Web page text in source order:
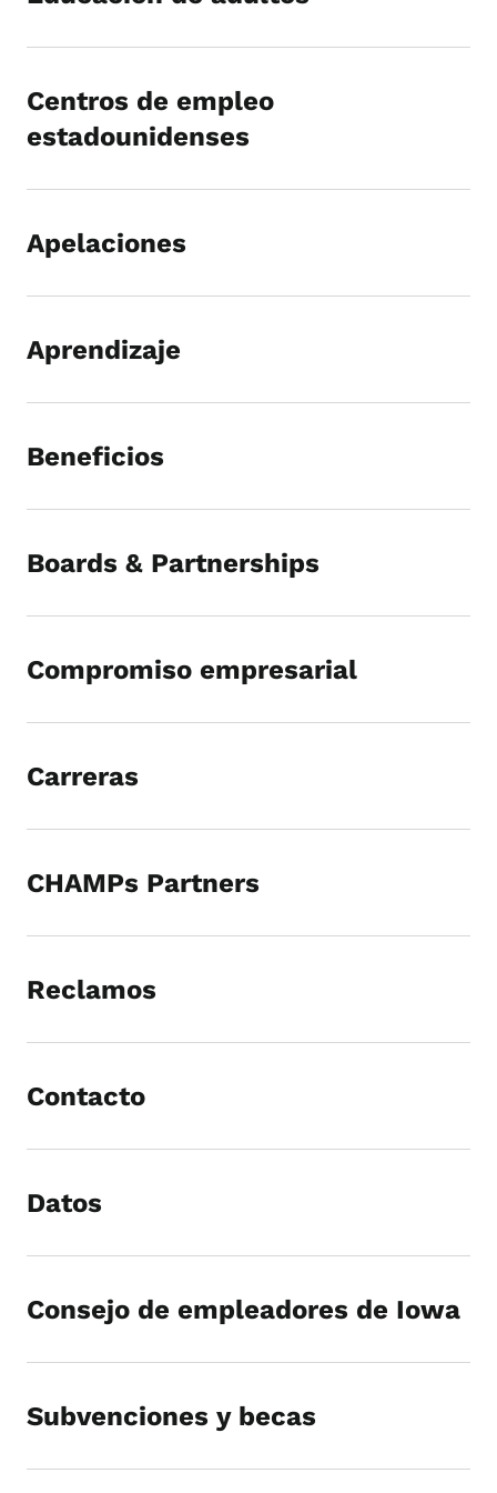
Centros de empleo
estadounidenses
Apelaciones
Aprendizaje
Beneficios
Boards & Partnerships
Compromiso empresarial
Carreras
CHAMPs Partners
Reclamos
Contacto
Datos
Consejo de empleadores de Iowa
Subvenciones y becas